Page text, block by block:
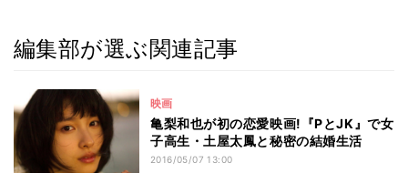
編集部が選ぶ関連記事
映画
亀梨和也が初の恋愛映画!『PとJK』で女
子高生・土屋太鳳と秘密の結婚生活
2016/05/07 13:00